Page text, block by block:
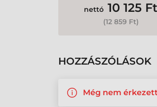
nettó 10 125 Ft
(12 859 Ft)
HOZZÁSZÓLÁSOK
Még nem